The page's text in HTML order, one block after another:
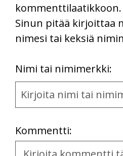
kommenttilaatikkoon.
Sinun pitää kirjoittaa
nimesi tai keksiä
Nimi tai nimimerkki:
Kommentti:
Kommentti